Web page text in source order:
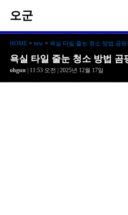
오군
HOME > new > 욕실 타일 줄눈 청소 방법 곰팡
욕실 타일 줄눈 청소 방법 곰
ohgun | 11:53 오전 | 2025년 12월 17일